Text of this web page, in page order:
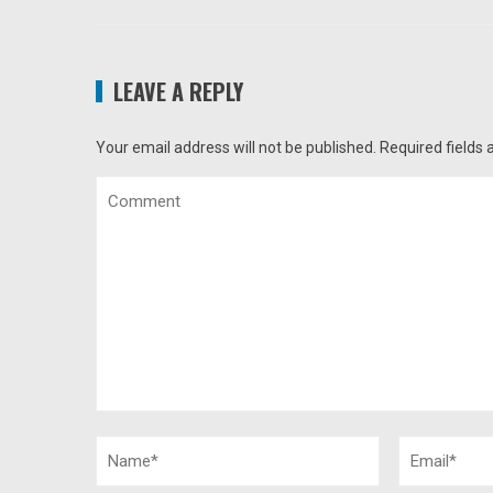
LEAVE A REPLY
Your email address will not be published. Required fields